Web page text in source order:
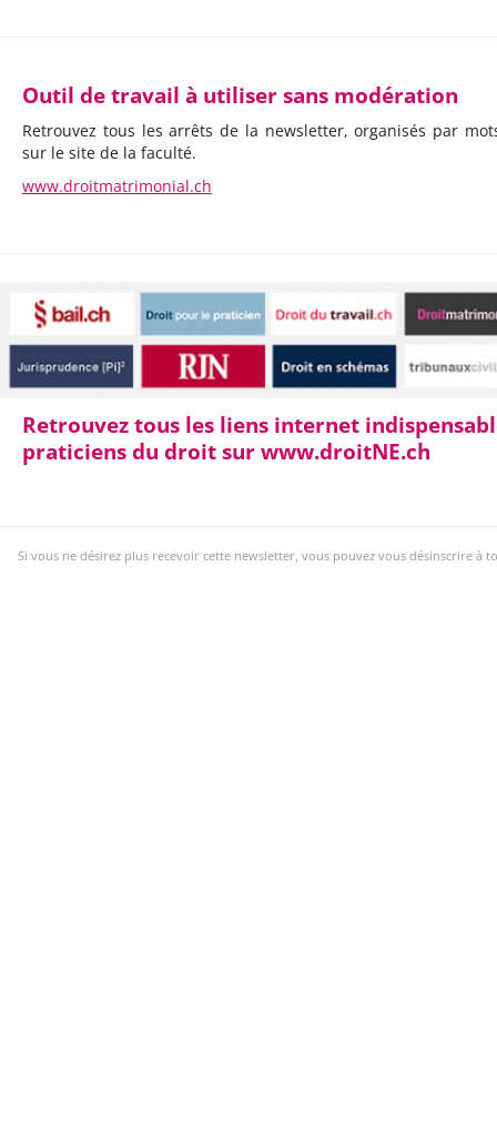
Outil de travail à utiliser sans modération
Retrouvez tous les arrêts de la newsletter, organisés par
sur le site de la faculté.
www.droitmatrimonial.ch
Retrouvez tous les liens internet
praticiens du droit sur www.droitNE.ch
Si vous ne désirez plus recevoir cette newsletter, vous pouvez vous désinscrire à